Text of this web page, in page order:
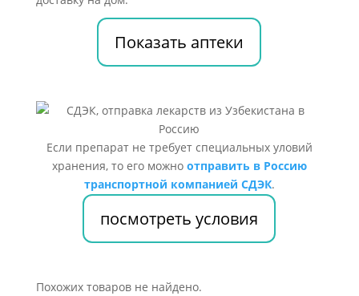
Показать аптеки
Если препарат не требует специальных уловий
хранения, то его можно отправить в Россию
транспортной компанией СДЭК.
посмотреть условия
Похожих товаров не найдено.